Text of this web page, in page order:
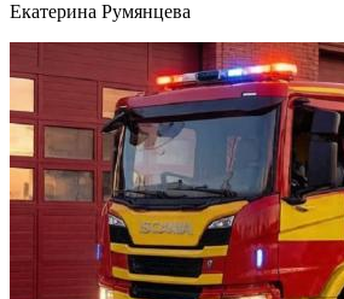
Екатерина Румянцева